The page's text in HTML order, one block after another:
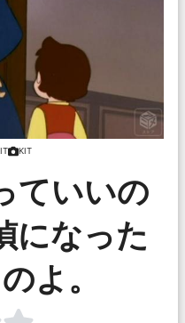
KIT
ていいの
になった
よ。